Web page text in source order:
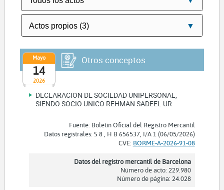
2026
Mayo
14
Otros conceptos
DECLARACION DE SOCIEDAD UNIPERSONAL,
SIENDO SOCIO UNICO REHMAN SADEEL UR
Fuente: Boletín Oficial del Registro Mercantil
Datos registrales: S 8 , H B 656537, I/A 1 (06/05/2026)
CVE: BORME-A-2026-91-08
Datos del registro mercantil de Barcelona
Número de acto: 229.980
Número de página: 24.028